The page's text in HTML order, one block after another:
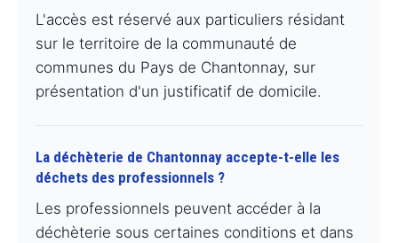
L'accès est réservé aux particuliers résidant
sur le territoire de la communauté de
communes du Pays de Chantonnay, sur
présentation d'un justificatif de domicile.
La déchèterie de Chantonnay accepte-t-elle les
déchets des professionnels ?
Les professionnels peuvent accéder à la
déchèterie sous certaines conditions et dans